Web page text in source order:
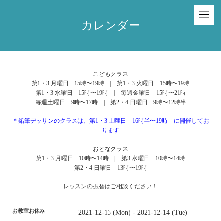
カレンダー
こどもクラス
第1・3 月曜日 15時〜19時 | 第1・3 火曜日 15時〜19時
第1・3 水曜日 15時〜19時 | 毎週金曜日 15時〜21時
毎週土曜日 9時〜17時 | 第2・4 日曜日 9時〜12時半
＊鉛筆デッサンのクラスは、第1・3 土曜日 16時半〜19時 に開催してお
ります
おとなクラス
第1・3 月曜日 10時〜14時 | 第3 水曜日 10時〜14時
第2・4 日曜日 13時〜19時
レッスンの振替はご相談ください！
お教室お休み 2021-12-13 (Mon) - 2021-12-14 (Tue)